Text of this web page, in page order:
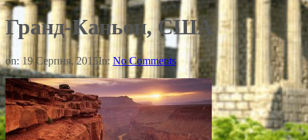
Гранд-Каньон, США
on: 19 Серпня, 2015In: No Comments